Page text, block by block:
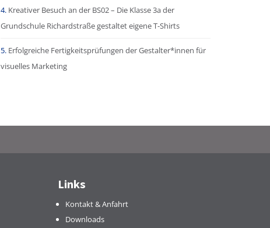
Kreativer Besuch an der BS02 – Die Klasse 3a der
Grundschule Richardstraße gestaltet eigene T-Shirts
Erfolgreiche Fertigkeitsprüfungen der Gestalter*innen für
visuelles Marketing
Links
Kontakt & Anfahrt
Downloads